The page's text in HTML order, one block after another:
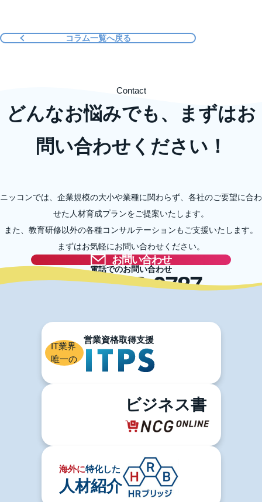
コラム一覧へ戻る
どんなお悩みでも、まずはお
問い合わせください！
Contact
ニッコンでは、企業規模の大小や業種に関わらず、各社のご要望に合わ
せた人材育成プランをご提案いたします。
また、教育研修以外の各種コンサルテーションもご支援いたします。
まずはお気軽にお問い合わせください。
お問い合わせ
電話でのお問い合わせ
03-5996-0787
IT業界
唯一の
ビジネス書
海外に特化した
人材紹介